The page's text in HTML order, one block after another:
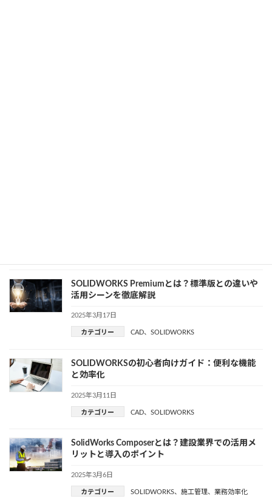
SOLIDWORKS Premiumとは？標準版との違いや
活用シーンを徹底解説
2025年3月17日
カテゴリー CAD、 SOLIDWORKS
SOLIDWORKSの初心者向けガイド：便利な機能
と効率化
2025年3月11日
カテゴリー CAD、 SOLIDWORKS
SolidWorks Composerとは？建設業界での活用メ
リットと導入のポイント
2025年3月6日
カテゴリー SOLIDWORKS、 施工管理、 業務効率化